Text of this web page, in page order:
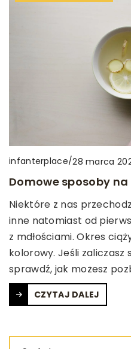
infanterplace/28 marca
Domowe sposoby
Niektóre z nas
inne natomiast od
z mdłościami. Okres
kolorowy. Jeśli zaliczasz
sprawdź, jak możesz
CZYTAJ DALEJ